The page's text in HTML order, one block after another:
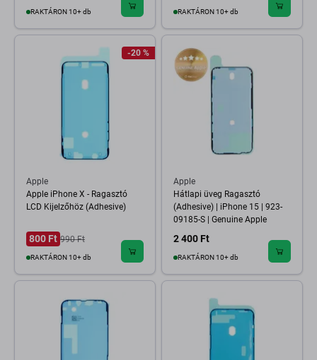
RAKTÁRON 10+ db RAKTÁRON 10+ db
-20 %
Apple
Apple iPhone X - Ragasztó
LCD Kijelzőhöz (Adhesive)
800 Ft 990 Ft
RAKTÁRON 10+ db
Apple
Hátlapi üveg Ragasztó
(Adhesive) | iPhone 15 | 923-
09185-S | Genuine Apple
2 400 Ft
RAKTÁRON 10+ db